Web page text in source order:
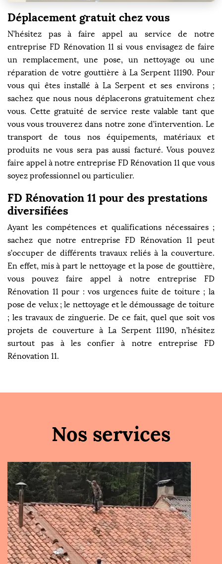
Déplacement gratuit chez vous
N’hésitez pas à faire appel au service de notre
entreprise FD Rénovation 11 si vous envisagez de faire
un remplacement, une pose, un nettoyage ou une
réparation de votre gouttière à La Serpent 11190. Pour
vous qui êtes installé à La Serpent et ses environs ;
sachez que nous nous déplacerons gratuitement chez
vous. Cette gratuité de service reste valable tant que
vous vous trouverez dans notre zone d’intervention. Le
transport de tous nos équipements, matériaux et
produits ne vous sera pas aussi facturé. Vous pouvez
faire appel à notre entreprise FD Rénovation 11 que vous
soyez professionnel ou particulier.
FD Rénovation 11 pour des prestations
diversifiées
Ayant les compétences et qualifications nécessaires ;
sachez que notre entreprise FD Rénovation 11 peut
s’occuper de différents travaux reliés à la couverture.
En effet, mis à part le nettoyage et la pose de gouttière,
vous pouvez faire appel à notre entreprise FD
Rénovation 11 pour : vos urgences fuite de toiture ; la
pose de velux ; le nettoyage et le démoussage de toiture
; les travaux de zinguerie. De ce fait, quel que soit vos
projets de couverture à La Serpent 11190, n’hésitez
surtout pas à les confier à notre entreprise FD
Rénovation 11.
Nos services